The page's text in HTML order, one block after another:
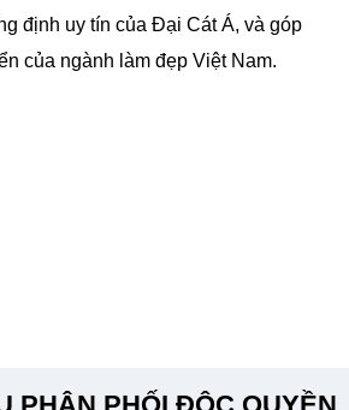
định uy tín của Đại Cát Á, và góp
của ngành làm đẹp Việt Nam.